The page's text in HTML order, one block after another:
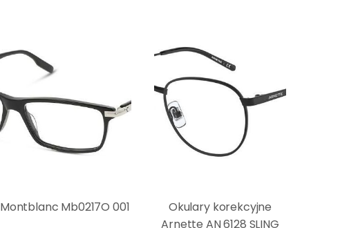
Montblanc Mb0217O 001
Okulary korekcyjne
Arnette AN 6128 SLING